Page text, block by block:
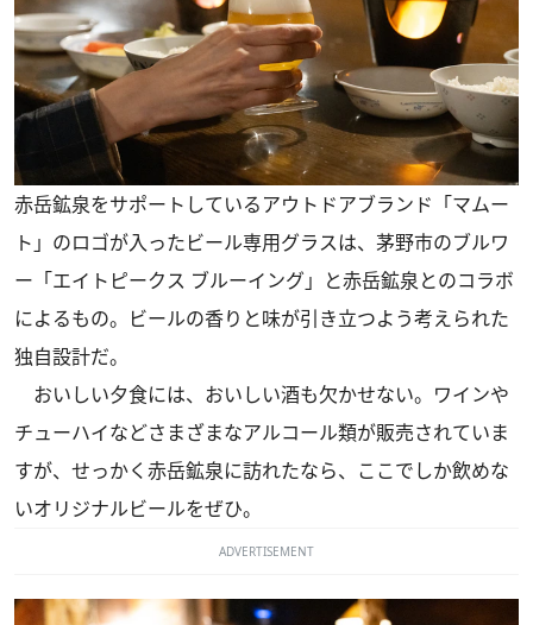
赤岳鉱泉をサポートしているアウトドアブランド「マムー
ト」のロゴが入ったビール専用グラスは、茅野市のブルワ
ー「エイトピークス ブルーイング」と赤岳鉱泉とのコラボ
によるもの。ビールの香りと味が引き立つよう考えられた
独自設計だ。
おいしい夕食には、おいしい酒も欠かせない。ワインや
チューハイなどさまざまなアルコール類が販売されていま
すが、せっかく赤岳鉱泉に訪れたなら、ここでしか飲めな
いオリジナルビールをぜひ。
ADVERTISEMENT